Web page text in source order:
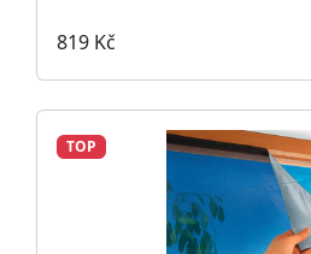
819 Kč
TOP